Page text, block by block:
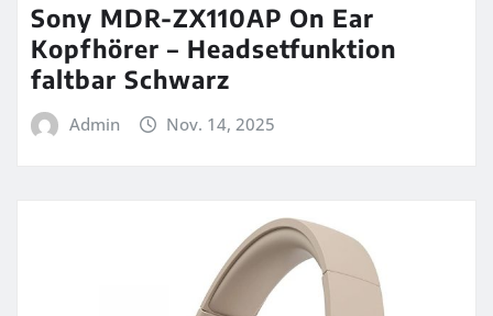
Sony MDR-ZX110AP On Ear
Kopfhörer – Headsetfunktion
faltbar Schwarz
Admin Nov. 14, 2025